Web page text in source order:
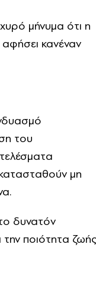
μήνυμα ότι η
αφήσει κανέναν
του
μη
δυνατόν
ποιότητα